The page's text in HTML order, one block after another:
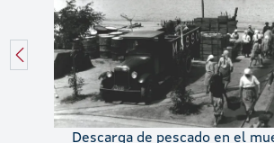
Descarga de pescado en el